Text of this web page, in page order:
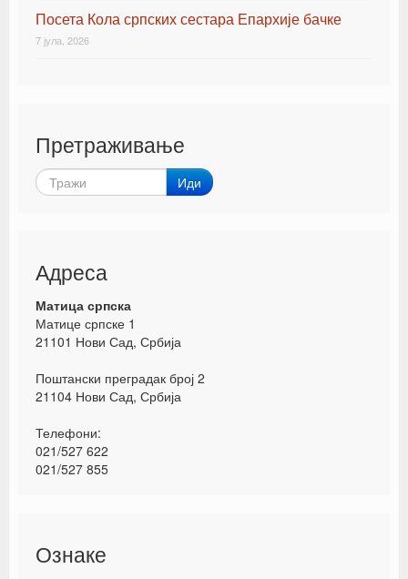
Посета Кола српских сестара Епархије бачке
7 јула, 2026
Претраживање
Иди
Адреса
Матица српска
Матице српске 1
21101 Нови Сад, Србија
Поштански преградак број 2
21104 Нови Сад, Србија
Телефони:
021/527 622
021/527 855
Ознаке